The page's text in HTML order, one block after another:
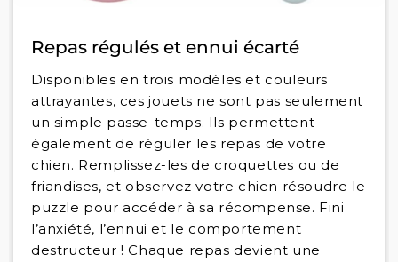
Repas régulés et ennui écarté
Disponibles en trois modèles et couleurs
attrayantes, ces jouets ne sont pas seulement
un simple passe-temps. Ils permettent
également de réguler les repas de votre
chien. Remplissez-les de croquettes ou de
friandises, et observez votre chien résoudre le
puzzle pour accéder à sa récompense. Fini
l’anxiété, l’ennui et le comportement
destructeur ! Chaque repas devient une